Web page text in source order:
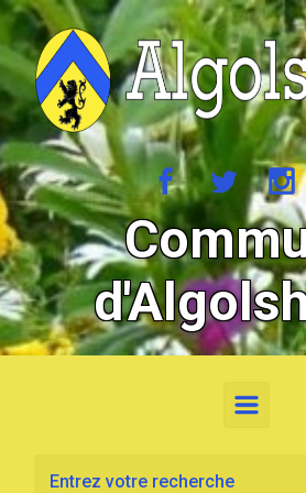
Skip to main content